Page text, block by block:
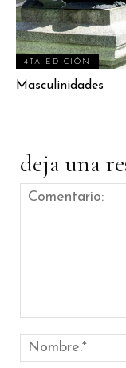
4TA EDICIÓN
Masculinidades
deja una